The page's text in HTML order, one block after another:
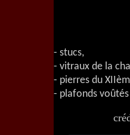
- stucs,
- vitraux de la
- pierres du
- plafonds